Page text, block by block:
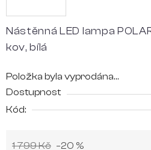
Nástěnná LED lampa
kov, bílá
Položka byla vyprodána…
Dostupnost
Kód:
1 799 Kč –20 %